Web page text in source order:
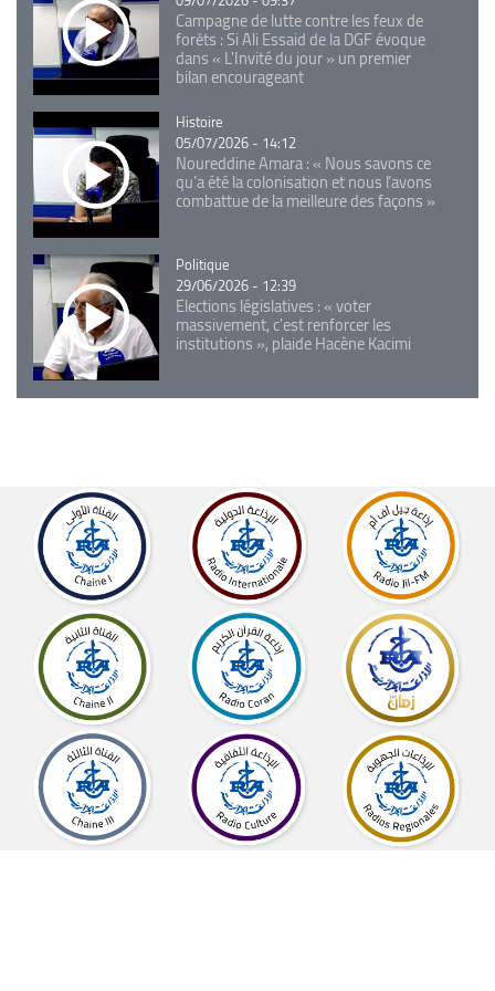
Campagne de lutte contre les feux de
forêts : Si Ali Essaid de la DGF évoque
dans « L'Invité du jour » un premier
bilan encourageant
Catégorie
Histoire
05/07/2026 - 14:12
Noureddine Amara : « Nous savons ce
qu’a été la colonisation et nous l’avons
combattue de la meilleure des façons »
Catégorie
Politique
29/06/2026 - 12:39
Elections législatives : « voter
massivement, c'est renforcer les
institutions », plaide Hacène Kacimi